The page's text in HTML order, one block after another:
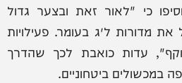
כי "לאור זאת ובצער גדול
את מדורות ל״ג בעומר. פעילויות
עדות כואבת לכך שהדרך
במכשולים ביטחוניים.